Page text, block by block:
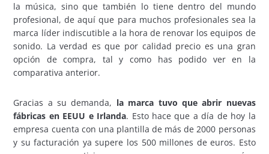
la música, sino que también lo tiene dentro del mundo
profesional, de aquí que para muchos profesionales sea la
marca líder indiscutible a la hora de renovar los equipos de
sonido. La verdad es que por calidad precio es una gran
opción de compra, tal y como has podido ver en la
comparativa anterior.
Gracias a su demanda, la marca tuvo que abrir nuevas
fábricas en EEUU e Irlanda. Esto hace que a día de hoy la
empresa cuenta con una plantilla de más de 2000 personas
y su facturación ya supere los 500 millones de euros. Esto